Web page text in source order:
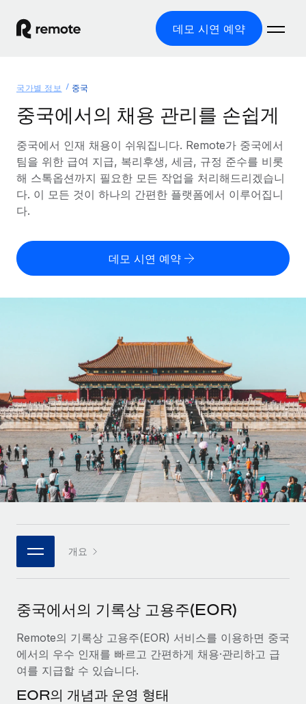
데모 시연 예약
글로벌 고용
글로벌 급여
규정을 준수하며 급여 지급을 손쉽게 처리
전 세계에서 규정을 준수하며 계약자 고용
계약자 관리
복잡한 고용 업무를 아웃소싱
인프라
Remote 통합
HR을 워크플로에 매끄럽게 통합
플랫폼
팀을 위한 통합된 핵심 HR 기능
서비스
전문가 상담
글로벌 인사 및 규정 준수 업무 처리에 전문가 지원 제공
신원 조사
글로벌 서비스 제공
국가별 정보
미국 주별 정보
미국 모든 주 전역에서 채용 업무를 간소화
다른 업체들과 비교해보기
스타트업
성장하는 기업을 위한 민첩한 글로벌 HR 및 급여 솔루션
중견기업
맞춤형 HR 솔루션으로 팀 확장
엔터프라이즈
대기업을 위한 글로벌 HR
전략적 기술 파트너
플랫폼에 글로벌 HR을 유연하게 통합
통합 및 AI 자동화 컨설팅
사례 연구
리소스
국가별 직원 오분류 리스크 확인
REMOTE와 함께 배우기
리서치 및 가이드
사례 연구
HR 용어집
체크리스트 및 템플릿
웨비나
이벤트
인사이트 센터
지원받기
요금
English
Deutsch
Español
Italiano
Português (Portugal)
한국어
국가별 정보 중국
중국에서의 채용 관리를 손쉽게
중국에서 인재 채용이 쉬워집니다. Remote가 중국에서
팀을 위한 급여 지급, 복리후생, 세금, 규정 준수를 비롯
해 스톡옵션까지 필요한 모든 작업을 처리해드리겠습니
다. 이 모든 것이 하나의 간편한 플랫폼에서 이루어집니
다.
데모 시연 예약
개요
중국에서의 기록상 고용주(EOR)
Remote의 기록상 고용주(EOR) 서비스를 이용하면 중국
에서의 우수 인재를 빠르고 간편하게 채용·관리하고 급
여를 지급할 수 있습니다.
EOR의 개념과 운영 형태